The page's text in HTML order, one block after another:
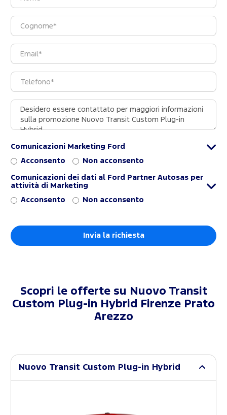
Comunicazioni Marketing Ford
Acconsento Non acconsento
Comunicazioni dei dati al Ford Partner Autosas per
attività di Marketing
Acconsento Non acconsento
Scopri le offerte su
Nuovo Transit
Custom Plug-in Hybrid Firenze Prato
Arezzo
Nuovo Transit Custom Plug-in Hybrid